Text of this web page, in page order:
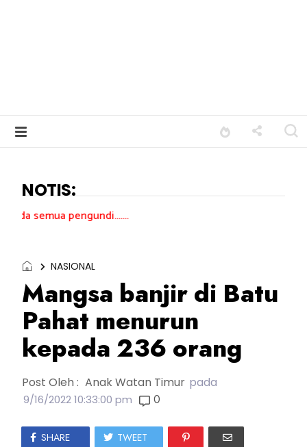
NOTIS:
NASIONAL
Mangsa banjir di Batu
Pahat menurun
kepada 236 orang
Post Oleh : Anak Watan Timur pada
9/16/2022 10:33:00 pm 0
SHARE TWEET